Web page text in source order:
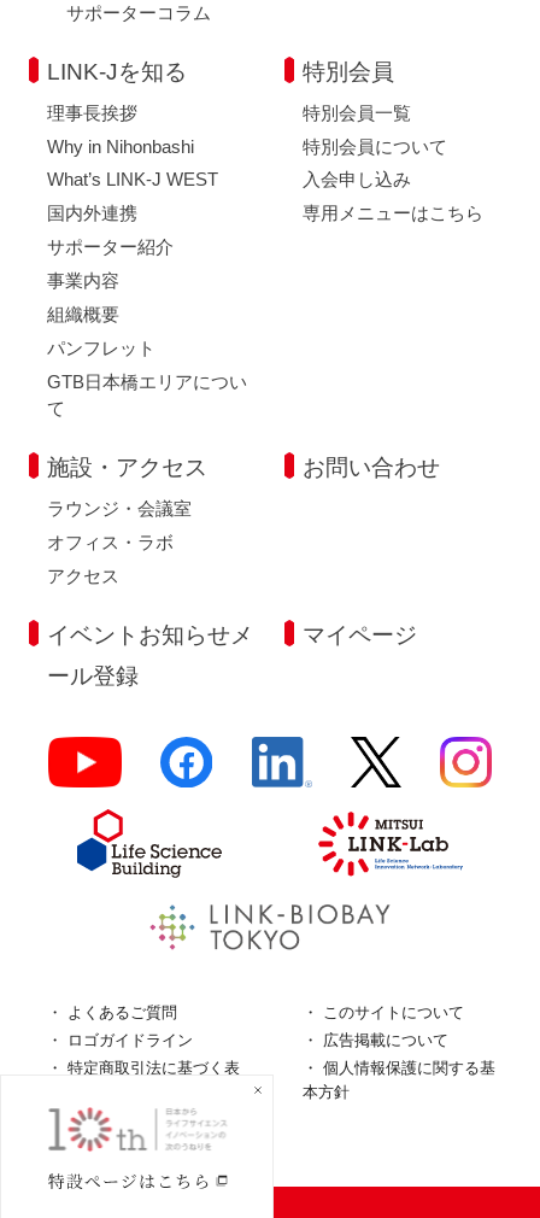
サポーターコラム
LINK-Jを知る
理事長挨拶
Why in Nihonbashi
What’s LINK-J WEST
国内外連携
サポーター紹介
事業内容
組織概要
パンフレット
GTB日本橋エリアについ
て
特別会員
特別会員一覧
特別会員について
入会申し込み
専用メニューはこちら
施設・アクセス
ラウンジ・会議室
オフィス・ラボ
アクセス
お問い合わせ
イベントお知らせメ
ール登録
マイページ
よくあるご質問
このサイトについて
ロゴガイドライン
広告掲載について
特定商取引法に基づく表
個人情報保護に関する基
本方針
個人情報の取扱について